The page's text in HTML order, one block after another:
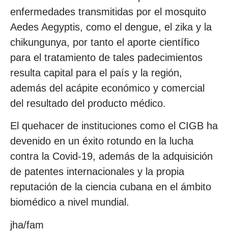
enfermedades transmitidas por el mosquito
Aedes Aegyptis, como el dengue, el zika y la
chikungunya, por tanto el aporte científico
para el tratamiento de tales padecimientos
resulta capital para el país y la región,
además del acápite económico y comercial
del resultado del producto médico.
El quehacer de instituciones como el CIGB ha
devenido en un éxito rotundo en la lucha
contra la Covid-19, además de la adquisición
de patentes internacionales y la propia
reputación de la ciencia cubana en el ámbito
biomédico a nivel mundial.
jha/fam